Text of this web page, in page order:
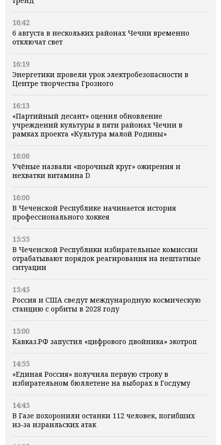
16:42
6 августа в нескольких районах Чечни временно
отключат свет
16:19
Энергетики провели урок электробезопасности в
Центре творчества Грозного
16:13
«Партийный десант» оценил обновление
учреждений культуры в пяти районах Чечни в
рамках проекта «Культура малой Родины»
16:06
Учёные назвали «порочный круг» ожирения и
нехватки витамина D
16:00
В Чеченской Республике начинается история
профессионального хоккея
15:55
В Чеченской Республики избирательные комиссии
отрабатывают порядок реагирования на нештатные
ситуации
15:45
Россия и США сведут международную космическую
станцию с орбиты в 2028 году
15:00
Кавказ.РФ запустил «цифрового двойника» экотроп
14:55
«Единая Россия» получила первую строку в
избирательном бюллетене на выборах в Госдуму
14:45
В Газе похоронили останки 112 человек, погибших
из‑за израильских атак